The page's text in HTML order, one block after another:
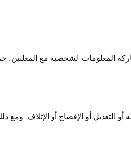
المعلومات الشخصية مع المعلنين.